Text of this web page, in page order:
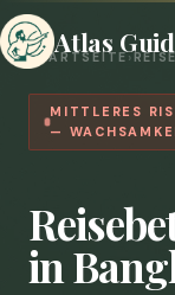
Atlas
STARTSEITE›
MITTLERES
—
in